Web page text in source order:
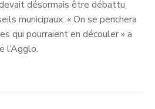
désormais être débattu
municipaux. « On se penchera
qui pourraient en découler » a
l’Agglo.